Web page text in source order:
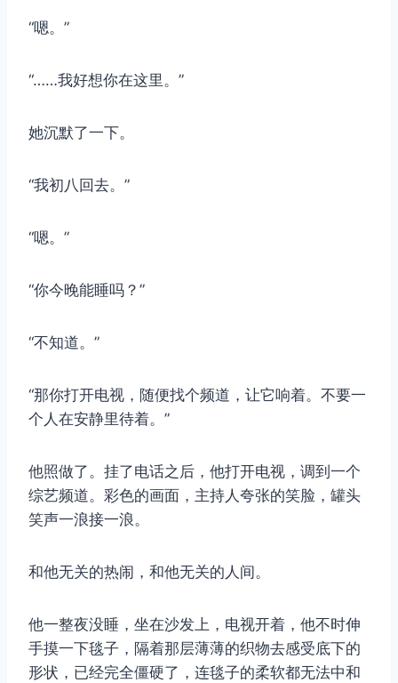
“嗯。”
“……我好想你在这里。”
她沉默了一下。
“我初八回去。”
“嗯。”
“你今晚能睡吗？”
“不知道。”
“那你打开电视，随便找个频道，让它响着。不要一
个人在安静里待着。”
他照做了。挂了电话之后，他打开电视，调到一个
综艺频道。彩色的画面，主持人夸张的笑脸，罐头
笑声一浪接一浪。
和他无关的热闹，和他无关的人间。
他一整夜没睡，坐在沙发上，电视开着，他不时伸
手摸一下毯子，隔着那层薄薄的织物去感受底下的
形状，已经完全僵硬了，连毯子的柔软都无法中和